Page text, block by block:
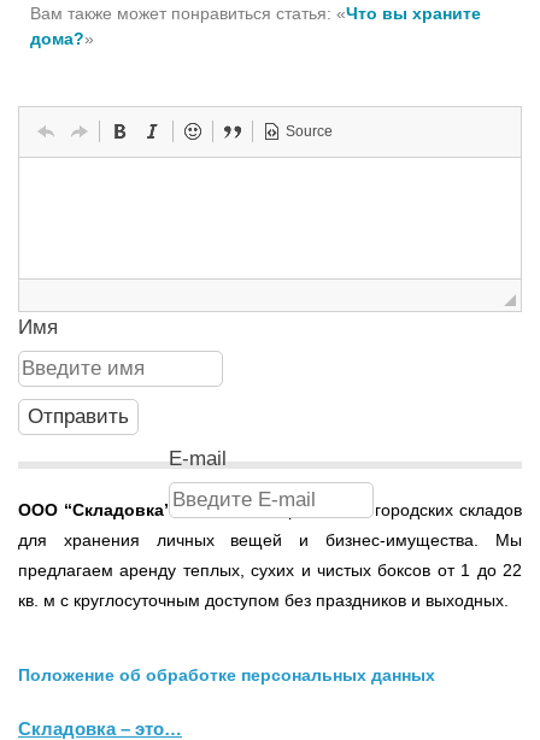
Вам также может понравиться статья: «Что вы храните
дома?»
Source
Имя
E-mail
ООО “Складовка” - это сеть современных городских складов
для хранения личных вещей и бизнес-имущества. Мы
предлагаем аренду теплых, сухих и чистых боксов от 1 до 22
кв. м с круглосуточным доступом без праздников и выходных.
Положение об обработке персональных данных
Складовка – это…